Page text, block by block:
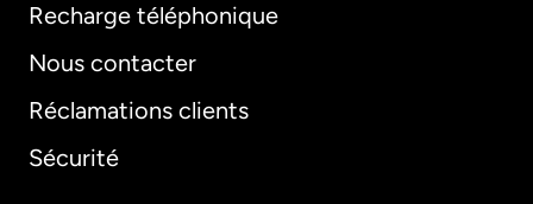
Recharge téléphonique
Nous contacter
Réclamations clients
Sécurité